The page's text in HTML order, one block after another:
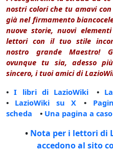
nostri colori che tu amavi
già nel firmamento
nuove storie, nuovi
lettori con il tuo stile
nostro grande Maestro!
ovunque tu sia, adesso
sincero, i tuoi amici di
•I libri di LazioWiki •
• LazioWiki su X •
scheda • Una pagina a caso
• Nota per i lettori di
accedono al sito